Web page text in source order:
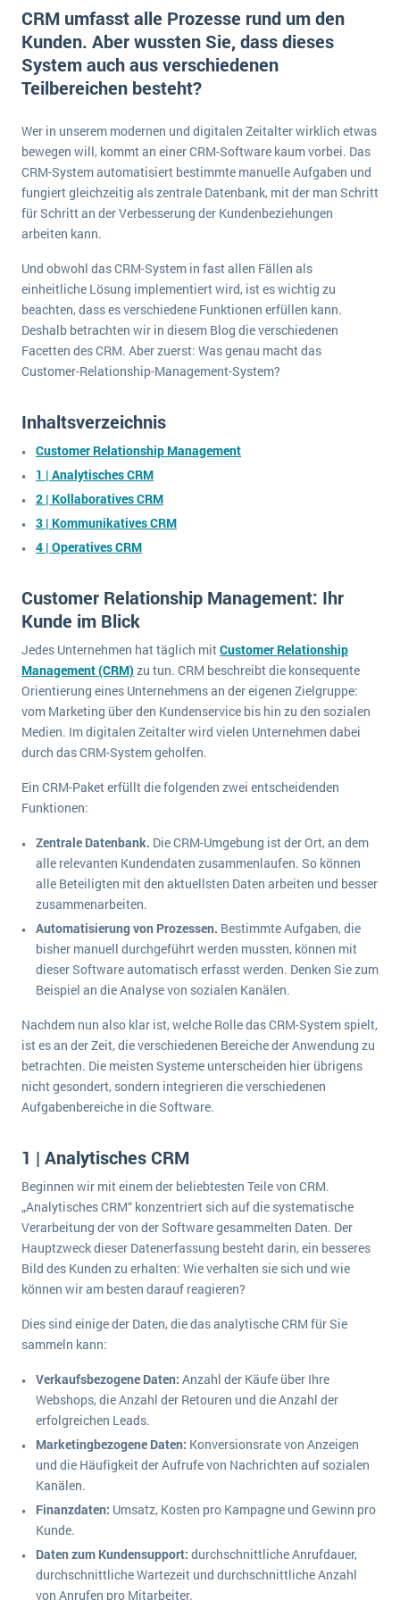
Suche
Auswahl
Schulung
Auswertung
Service und Wartung
E-commerce
Einzelhandel
Finanzen
Grosshandel
Handel
Handwerk
Health Care
IKT
Installation
Landwirtschaft
Maschinenbau
Medien
NGO
Lebensmittelindustrie
Immobilien
Services
Textil und Mode
Vermietung
Die 4 Komponenten eines CRM-Systems
5 Funktionen einer ERP-Software für Konzerne
Was ist Data Mining? - Ein Leitfaden für Unternehmen
Mehr über ERP-Software
ERP Wissenszentrum
wichtigsten Punkte, die es zu beachten gilt
Service Level Agreements (SLA) und ERP: Was muss man wissen?
ERP-Software für Abfallentsorger
Digitale Arbeitsaufträge in Ihrem ERP- oder FSM-System: clever und effizient
ERP News
SAP übernimmt Reltio für eine bessere
Die „SaaSpocalypse“: Was ist das und was bedeutet es für die Zukunft von Unternehmenssoftware?
SAP investiert mit zwei strategischen Übernahmen in Enterprise-KI
ERP-Trends in der Produktion
NACHRICHTENARCHIV
Offene Stellen bei ERP-Lieferanten
Über uns
DSGVO/GDPR
Kontakt
CRM umfasst alle Prozesse rund um den
Kunden. Aber wussten Sie, dass dieses
System auch aus verschiedenen
Teilbereichen besteht?
Wer in unserem modernen und digitalen Zeitalter wirklich etwas
bewegen will, kommt an einer CRM-Software kaum vorbei. Das
CRM-System automatisiert bestimmte manuelle Aufgaben und
fungiert gleichzeitig als zentrale Datenbank, mit der man Schritt
für Schritt an der Verbesserung der Kundenbeziehungen
arbeiten kann.
Und obwohl das CRM-System in fast allen Fällen als
einheitliche Lösung implementiert wird, ist es wichtig zu
beachten, dass es verschiedene Funktionen erfüllen kann.
Deshalb betrachten wir in diesem Blog die verschiedenen
Facetten des CRM. Aber zuerst: Was genau macht das
Customer-Relationship-Management-System?
Inhaltsverzeichnis
Customer Relationship Management
1 | Analytisches CRM
2 | Kollaboratives CRM
3 | Kommunikatives CRM
4 | Operatives CRM
Customer Relationship Management: Ihr
Kunde im Blick
Jedes Unternehmen hat täglich mitCustomer Relationship
Management (CRM) zu tun. CRM beschreibt die konsequente
Orientierung eines Unternehmens an der eigenen Zielgruppe:
vom Marketing über den Kundenservice bis hin zu den sozialen
Medien. Im digitalen Zeitalter wird vielen Unternehmen dabei
durch das CRM-System geholfen.
Ein CRM-Paket erfüllt die folgenden zwei entscheidenden
Funktionen:
Zentrale Datenbank. Die CRM-Umgebung ist der Ort, an dem
alle relevanten Kundendaten zusammenlaufen. So können
alle Beteiligten mit den aktuellsten Daten arbeiten und besser
zusammenarbeiten.
Automatisierung von Prozessen. Bestimmte Aufgaben, die
bisher manuell durchgeführt werden mussten, können mit
dieser Software automatisch erfasst werden. Denken Sie zum
Beispiel an die Analyse von sozialen Kanälen.
Nachdem nun also klar ist, welche Rolle das CRM-System spielt,
ist es an der Zeit, die verschiedenen Bereiche der Anwendung zu
betrachten. Die meisten Systeme unterscheiden hier übrigens
nicht gesondert, sondern integrieren die verschiedenen
Aufgabenbereiche in die Software.
1 | Analytisches CRM
Beginnen wir mit einem der beliebtesten Teile von CRM.
„Analytisches CRM“ konzentriert sich auf die systematische
Verarbeitung der von der Software gesammelten Daten. Der
Hauptzweck dieser Datenerfassung besteht darin, ein besseres
Bild des Kunden zu erhalten: Wie verhalten sie sich und wie
können wir am besten darauf reagieren?
Dies sind einige der Daten, die das analytische CRM für Sie
sammeln kann:
Verkaufsbezogene Daten: Anzahl der Käufe über Ihre
Webshops, die Anzahl der Retouren und die Anzahl der
erfolgreichen Leads.
Marketingbezogene Daten: Konversionsrate von Anzeigen
und die Häufigkeit der Aufrufe von Nachrichten auf sozialen
Kanälen.
Finanzdaten: Umsatz, Kosten pro Kampagne und Gewinn pro
Kunde.
Daten zum Kundensupport: durchschnittliche Anrufdauer,
durchschnittliche Wartezeit und durchschnittliche Anzahl
von Anrufen pro Mitarbeiter.